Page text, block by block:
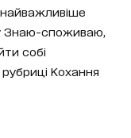
Знаю-споживаю,
собі
Кохання